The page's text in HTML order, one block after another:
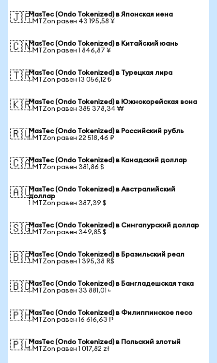
🇯🇵MasTec (Ondo Tokenized) в Японская иена
1 MTZon равен 43 195,58 ¥
🇨🇳MasTec (Ondo Tokenized) в Китайский юань
1 MTZon равен 1 846,87 ¥
🇹🇷MasTec (Ondo Tokenized) в Турецкая лира
1 MTZon равен 13 056,12 ₺
🇰🇷MasTec (Ondo Tokenized) в Южнокорейская вона
1 MTZon равен 385 378,34 ₩
🇷🇺MasTec (Ondo Tokenized) в Российский рубль
1 MTZon равен 22 518,46 ₽
🇨🇦MasTec (Ondo Tokenized) в Канадский доллар
1 MTZon равен 381,86 $
🇦🇺MasTec (Ondo Tokenized) в Австралийский
доллар
1 MTZon равен 387,39 $
🇸🇬MasTec (Ondo Tokenized) в Сингапурский доллар
1 MTZon равен 349,85 $
🇧🇷MasTec (Ondo Tokenized) в Бразильский реал
1 MTZon равен 1 395,38 R$
🇧🇩MasTec (Ondo Tokenized) в Бангладешская така
1 MTZon равен 33 881,01 ৳
🇵🇭MasTec (Ondo Tokenized) в Филиппинское песо
1 MTZon равен 16 616,63 ₱
🇵🇱MasTec (Ondo Tokenized) в Польский злотый
1 MTZon равен 1 017,82 zł